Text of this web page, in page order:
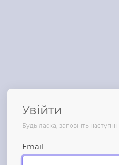
Увійти
Будь ласка, заповніть
Email